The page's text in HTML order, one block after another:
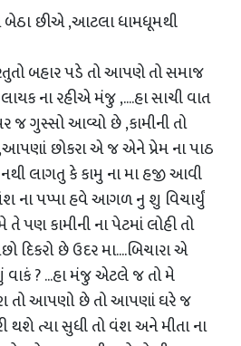
બેઠા છીએ ,આટલા ધામધૂમથી
બહાર પડે તો આપણે તો સમાજ
ના રહીએ મંજુ ,....હા સાચી વાત
જ ગુસ્સો આવ્યો છે ,કામીની તો
છોકરા એ જ એને પ્રેમ ના પાઠ
લાગતુ કે કામુ ના મા હજી આવી
ના પપ્પા હવે આગળ નુ શુ વિચાર્યું
પણ કામીની ના પેટમાં લોહી તો
છે ઉદર મા....બિચારા એ
? ...હા મંજુ એટલે જ તો મે
તો આપણો છે તો આપણાં ઘરે જ
થશે ત્યા સુધી તો વંશ અને મીતા ના